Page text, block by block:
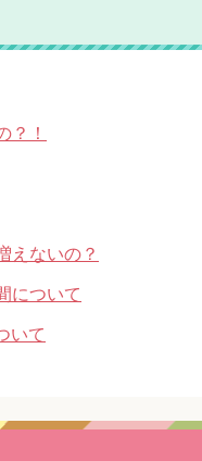
？！
えないの？
について
いて